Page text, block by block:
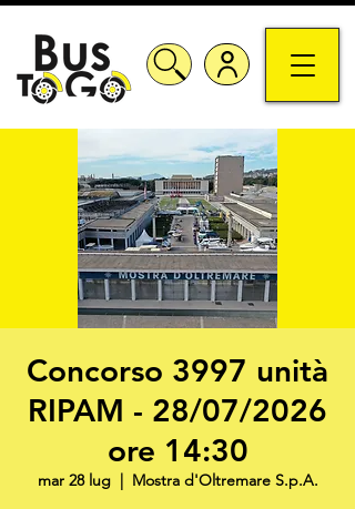
Concorso 3997 unità
RIPAM - 28/07/2026
ore 14:30
mar 28 lug
  |
Mostra d'Oltremare S.p.A.